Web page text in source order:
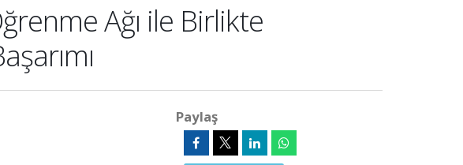
Ağı ile Birlikte
Paylaş